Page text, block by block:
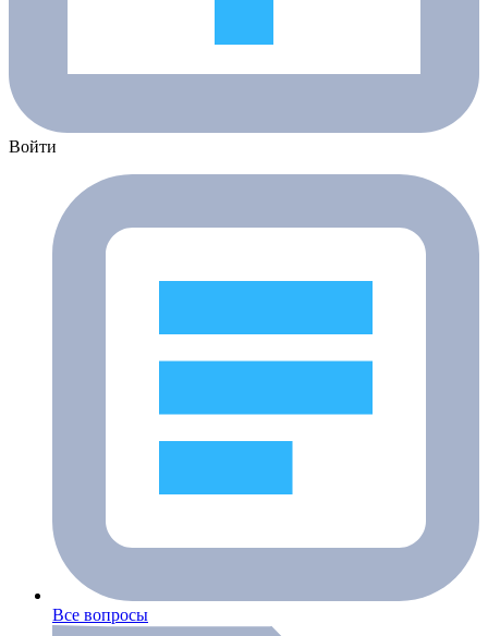
Войти
Все вопросы